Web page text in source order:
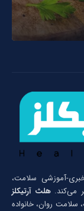
مجله خبری-آموزشی سلامت،
می‌کند.هلث آرتیکلز
سلامت روان، خانواده